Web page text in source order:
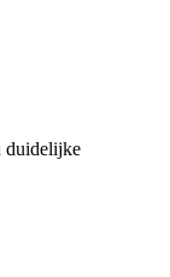
duidelijke